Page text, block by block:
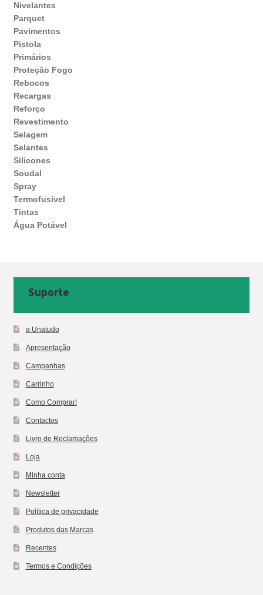
Nivelantes
Parquet
Pavimentos
Pistola
Primários
Proteção Fogo
Rebocos
Recargas
Reforço
Revestimento
Selagem
Selantes
Silicones
Soudal
Spray
Termofusivel
Tintas
Água Potável
Suporte
a Unatudo
Apresentação
Campanhas
Carrinho
Como Comprar!
Contactos
Livro de Reclamações
Loja
Minha conta
Newsletter
Política de privacidade
Produtos das Marcas
Recentes
Termos e Condições